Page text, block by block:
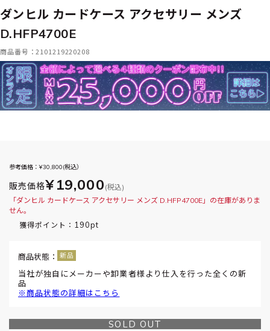
ダンヒル カードケース アクセサリー メンズ
D.HFP4700E
商品番号：2101219220208
参考価格：¥30,800(税込）
販売価格¥19,000 (税込)
「ダンヒル カードケース アクセサリー メンズ D.HFP4700E」の在庫がありま
せん。
獲得ポイント： 190pt
商品状態：
当社が独自にメーカーや卸業者様より仕入を行った全くの新
品
※商品状態の詳細はこちら
SOLD OUT